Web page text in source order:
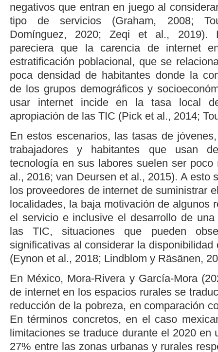
negativos que entran en juego al
tipo de servicios (Graham, 2008;
Domínguez, 2020;Zeqi et al., 2019).
pareciera que la carencia de internet
estratificación poblacional, que se
poca densidad de habitantes donde la
de los grupos demográficos y
usar internet incide en la tasa local
apropiación de las TIC (Pick et al., 2014;
En estos escenarios, las tasas de
trabajadores y habitantes que usan
tecnología en sus labores suelen ser poco
al., 2016;van Deursen et al., 2015). A esto
los proveedores de internet de suministrar
localidades, la baja motivación de algunos
el servicio e inclusive el desarrollo de
las TIC, situaciones que pueden
significativas al considerar la
(Eynon et al., 2018; Lindblom y Räsänen,
En México, Mora-Rivera y García-Mora
de internet en los espacios rurales se
reducción de la pobreza, en comparación
En términos concretos, en el caso
limitaciones se traduce durante el 2020 en
27% entre las zonas urbanas y rurales